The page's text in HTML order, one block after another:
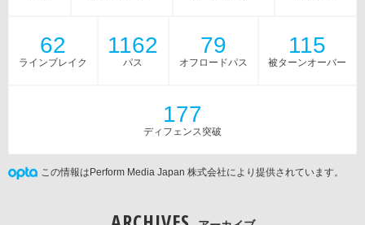
62
ラインブレイク
1162
パス
79
オフロードパス
115
被ターンオーバー
177
ディフェンス突破
この情報はPerform Media Japan 株式会社により提供されています。